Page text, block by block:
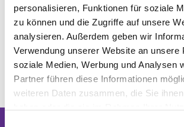
personalisieren, Funktionen für soziale
zu können und die Zugriffe auf unsere
analysieren. Außerdem geben wir
Verwendung unserer Website an unsere
soziale Medien, Werbung und Analysen
Partner führen diese Informationen
weiteren Daten zusammen, die Sie